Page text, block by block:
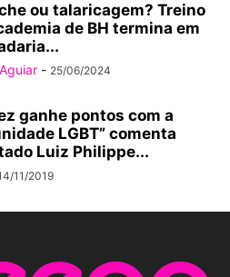
ou talaricagem? Treino
de BH termina em
- 25/06/2024
ganhe pontos com a
LGBT” comenta
Luiz Philippe...
11/2019